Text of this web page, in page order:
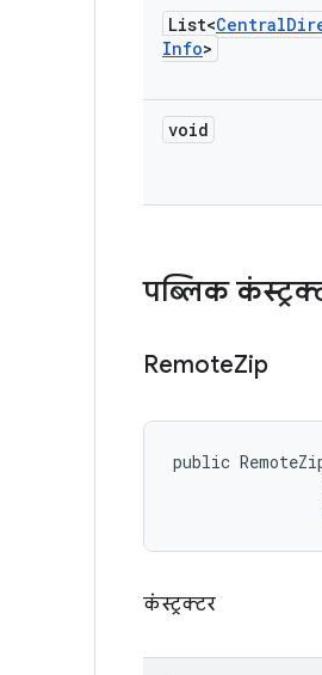
List<Central
Info>
void
पब्लिक
RemoteZip
public
कंस्ट्रक्टर